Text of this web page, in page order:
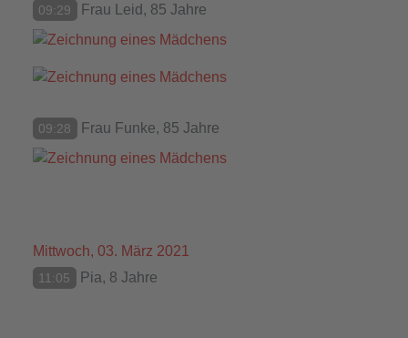
09:29 Frau Leid, 85 Jahre
09:28 Frau Funke, 85 Jahre
Mittwoch, 03. März 2021
11:05 Pia, 8 Jahre